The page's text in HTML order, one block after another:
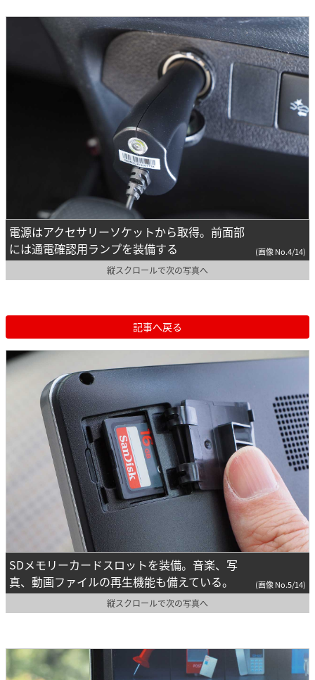
電源はアクセサリーソケットから取得。前面部
には通電確認用ランプを装備する
(画像 No.4/14)
縦スクロールで次の写真へ
記事へ戻る
SDメモリーカードスロットを装備。音楽、写
真、動画ファイルの再生機能も備えている。
(画像 No.5/14)
縦スクロールで次の写真へ